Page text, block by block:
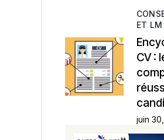
ET LM
CV :
juin